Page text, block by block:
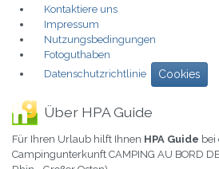
Kontaktiere uns
Impressum
Nutzungsbedingungen
Fotoguthaben
Datenschutzrichtlinie
Cookies
Über HPA Guide
Für Ihren Urlaub hilft Ihnen HPA Guide bei
Campingunterkunft CAMPING AU BORD